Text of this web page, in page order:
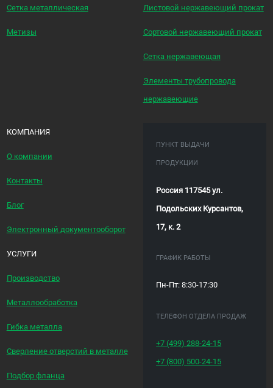
Сетка металлическая
Метизы
Листовой нержавеющий прокат
Сортовой нержавеющий прокат
Сетка нержавеющая
Элементы трубопровода
нержавеющие
КОМПАНИЯ
О компании
Контакты
Блог
Электронный документооборот
УСЛУГИ
Производство
Металлообработка
Гибка металла
Сверление отверстий в металле
Подбор фланца
ПУНКТ ВЫДАЧИ
ПРОДУКЦИИ
Россия 117545 ул.
Подольских Курсантов,
17, к. 2
ГРАФИК РАБОТЫ
Пн-Пт: 8:30-17:30
ТЕЛЕФОН ОТДЕЛА ПРОДАЖ
+7 (499) 288-24-15
+7 (800) 500-24-15